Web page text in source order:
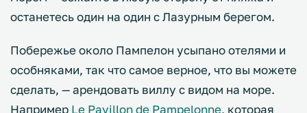
останетесь один на один с Лазурным берегом.
Побережье около Пампелон усыпано отелями и
особняками, так что самое верное, что вы можете
сделать, — арендовать виллу с видом на море.
Например Le Pavillon de Pampelonne, которая